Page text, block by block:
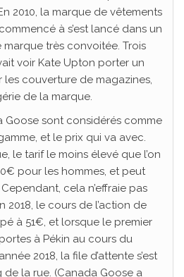
2010, la marque de vêtements
à s’est lancé dans un
très convoitée. Trois
voir Kate Upton porter un
les couverture de magazines,
de la marque.
Goose sont considérés comme
et le prix qui va avec.
le tarif le moins élevé que l’on
pour les hommes, et peut
cela n’effraie pas
2018, le cours de l’action de
à 51€, et lorsque le premier
à Pékin au cours du
2018, la file d’attente s’est
de la rue. (Canada Goose a